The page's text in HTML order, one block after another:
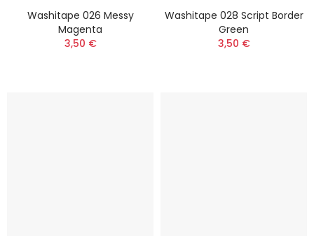
Washitape 026 Messy
Magenta
3,50 €
Washitape 028 Script Border
Green
3,50 €